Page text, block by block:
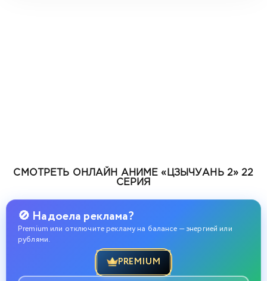
СМОТРЕТЬ ОНЛАЙН АНИМЕ «ЦЗЫЧУАНЬ 2» 22
СЕРИЯ
🚫 Надоела реклама?
Premium или отключите рекламу на балансе — энергией или
рублями.
PREMIUM